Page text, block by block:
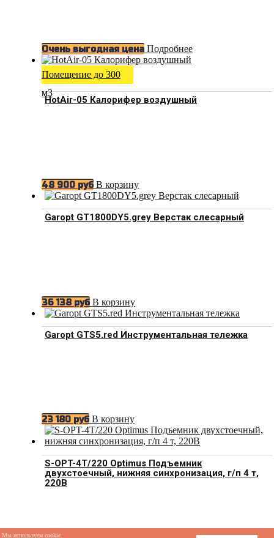
Мы используем cookie.
Очень выгодная цена Подробнее
Помещение до 300
м3
HotAir-05 Калорифер воздушный
48 900 руб В корзину
Garopt GT1800DY5.grey Верстак слесарный
36 138 руб В корзину
Garopt GTS5.red Инструментальная тележка
23 180 руб В корзину
S-OPT-4T/220 Optimus Подъемник
двухстоечный, нижняя синхронизация, г/п 4 т,
220В